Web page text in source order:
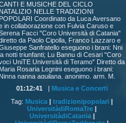
E MUSICHE DEL CICLO
NATALIZIO NELLE TRADIZIONI
POPOLARI Coordinato da Luca Aversano
in collaborazione con Fulvia Caruso e
Facci "Coro Università di Catania"
da Paolo Cipolla, Franco Lazzaro e
Sanfratello eseguono i brani: Nni
notti triunfanti; Lu Bannu di Cesari "Coro
UniTE Università di Teramo" Diretto da
Maria Rosaria Legnini eseguono i brani:
Ninna nanna aquilana, anonimo, arm. M.
(Celano, AQ), arm. M.R. Legnini; Lu Sande
Bambun, popolare (Pietracamela, TE) ;
Novena de Natale, popolare area teatina
"Christmas circle singing" con le
studentesse e gli studenti del DAMS e di
01:12:41 | Musica e Concerti
Tag: Musica | tradizionipopolari |
UniversitàdiRomaTre |
UniversitàdiCatania|